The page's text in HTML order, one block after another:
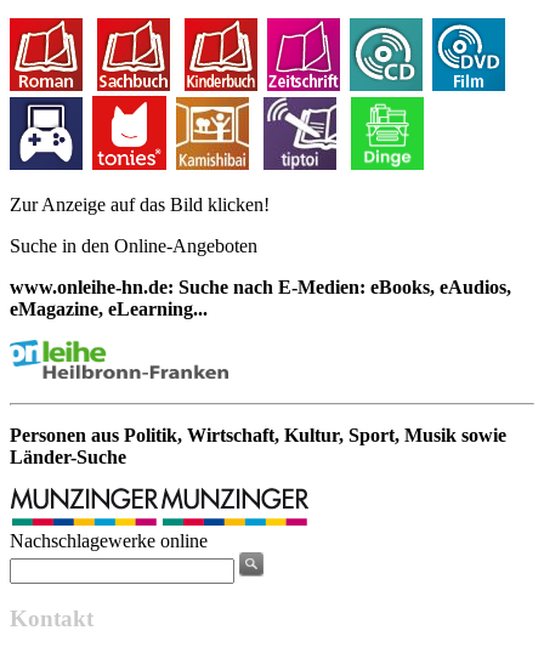
Zur Anzeige auf das Bild klicken!
Suche in den Online-Angeboten
www.onleihe-hn.de: Suche nach E-Medien: eBooks, eAudios,
eMagazine, eLearning...
Personen aus Politik, Wirtschaft, Kultur, Sport, Musik sowie
Länder-Suche
Nachschlagewerke online
Kontakt